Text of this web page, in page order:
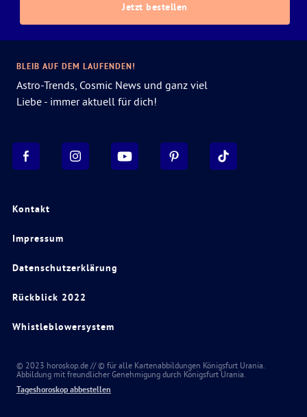
Jetzt bestellen
Kontakt
Impressum
Datenschutzerklärung
Rückblick 2022
Whistleblowersystem
BLEIB AUF DEM LAUFENDEN!
Astro-Trends, Cosmic News und ganz viel
Liebe - immer aktuell für dich!
© 2023 horoskop.de // © für alle Kartenabbildungen Königsfurt Urania.
Abbildung mit freundlicher Genehmigung durch Königsfurt Urania.
Tageshoroskop abbestellen